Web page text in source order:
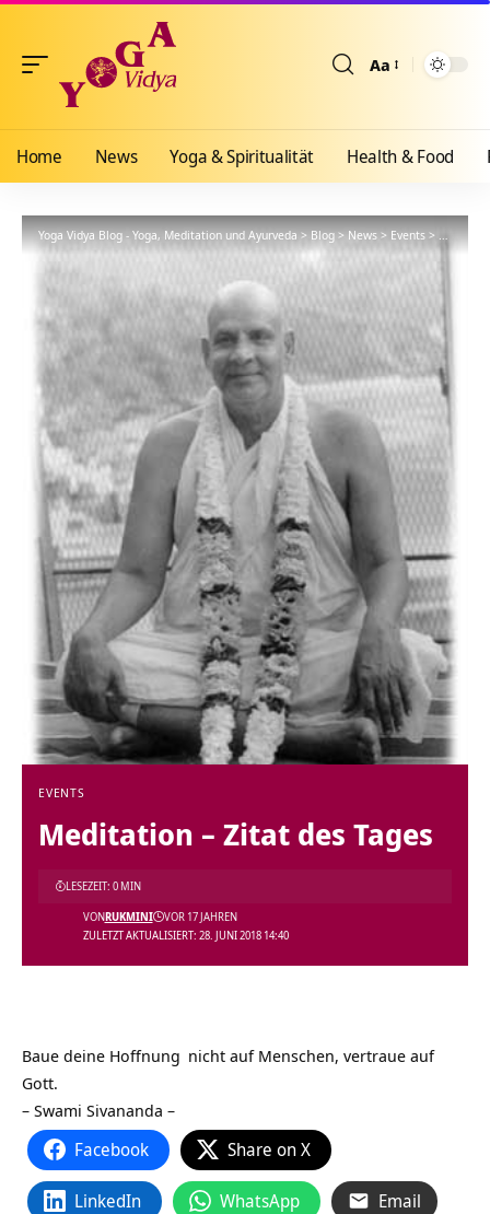
Aa
Home News Yoga & Spiritualität Health & Food
Yoga Vidya Blog - Yoga, Meditation und Ayurveda > Blog > News > Events >
EVENTS
Meditation – Zitat des Tages
ZULETZT AKTUALISIERT: 28. JUNI 2018 14:40
VONRUKMINI VOR 17 JAHREN
LESEZEIT: 0 MIN
Baue deine Hoffnung nicht auf Menschen, vertraue auf
Gott.
– Swami Sivananda –
Facebook Share on X
LinkedIn WhatsApp Email